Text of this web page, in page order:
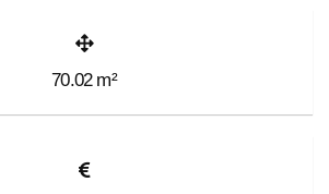
70.02m²